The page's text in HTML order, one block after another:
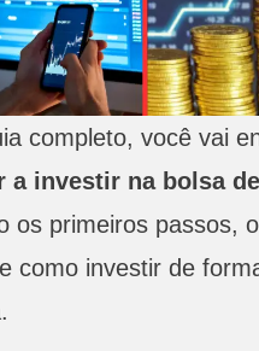
completo, você vai
a investir na bolsa
os primeiros passos,
como investir de